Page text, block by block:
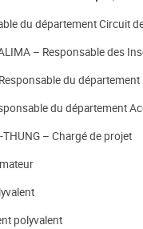
du département Circuit
– Responsable des
du
du département
– Chargé de projet
polyvalent